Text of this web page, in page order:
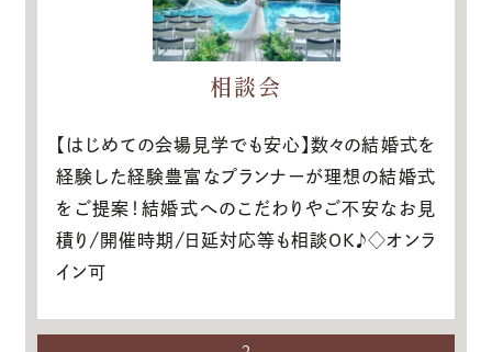
相談会
【はじめての会場見学でも安心】数々の結婚式を
経験した経験豊富なプランナーが理想の結婚式
をご提案！結婚式へのこだわりやご不安なお見
積り/開催時期/日延対応等も相談OK♪◇オンラ
イン可